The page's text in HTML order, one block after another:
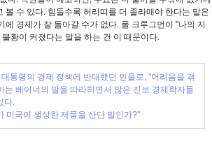
수 있다. 힘들수록 허리띠를 더 졸라매야 한다는 말은
경제가 잘 돌아갈 수가 없다. 폴 크루그먼이 "나의 지
황이 커졌다는 말을 하는 건 이 때문이다.
통령의 경제 정책에 반대했던 인물로, "어려움을 겪
베이너의 말을 따라하면서 많은 진보 경제학자들
다.
미국이 생상한 제품을 산단 말인가?"